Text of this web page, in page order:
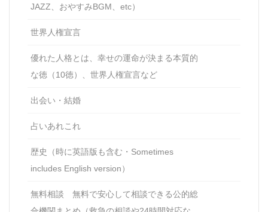
JAZZ、おやすみBGM、etc）
世界人権宣言
優れた人格とは、幸せの運命が決まる本質的
な徳（10徳）、世界人権宣言など
出会い・結婚
占いあれこれ
歴史（時に英語版も含む・Sometimes
includes English version）
無料相談 無料で安心して相談できる公的総